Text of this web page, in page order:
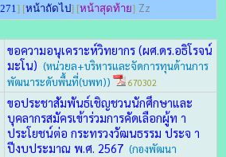
] [หน้าถัดไป] [หน้าสุดท้าย] Zz
ขอความอนุเคราะห์วิทยากร (ผศ.ดร.อธิโรจน์
มะโน) (หน่วยล+บริหารและจัดการทุนด้านการ
พัฒนาระดับพื้นที่(บพท))
670302
ขอประชาสัมพันธ์เชิญชวนนักศึกษาและ
บุคลากรสมัครเข้าร่วมการคัดเลือกผู้ท า
ประโยชน์ต่อ กระทรวงวัฒนธรรม ประจ า
ปีงบประมาณ พ.ศ. 2567 (กองพัฒนา